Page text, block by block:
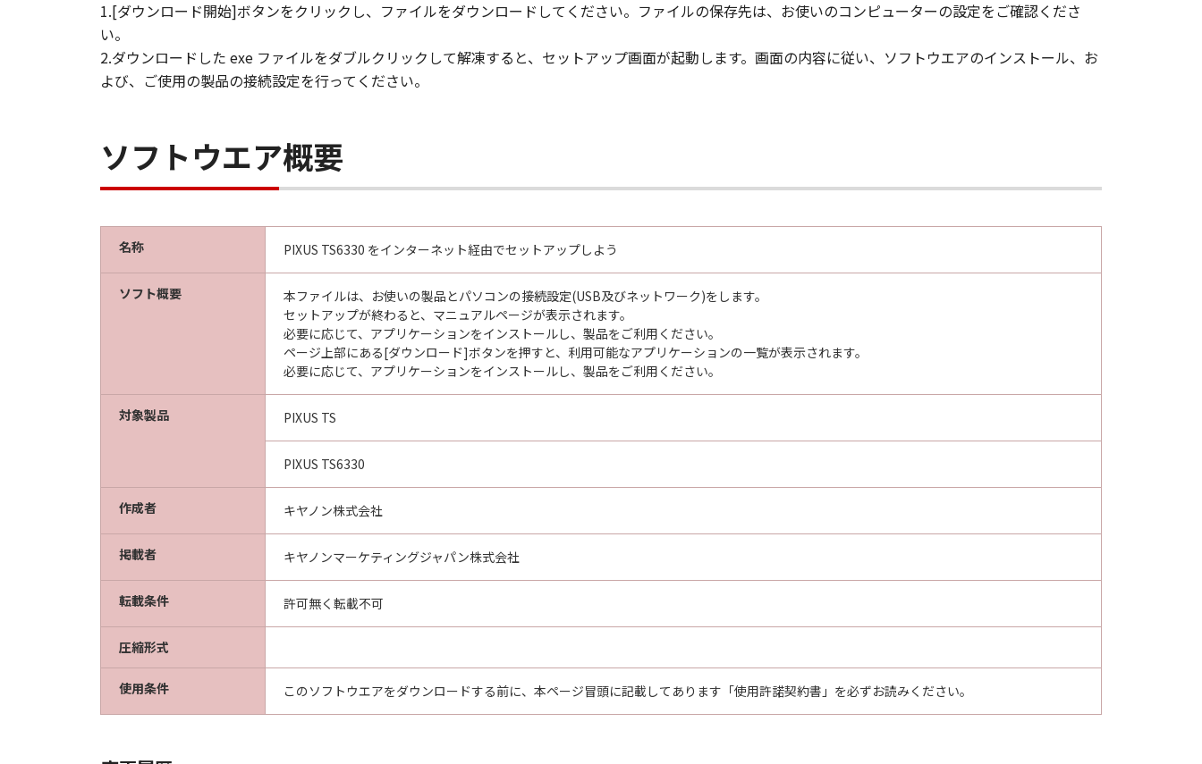
1.[ダウンロード開始]ボタンをクリックし、ファイルをダウンロードしてください。ファイルの保存先は、お使いのコンピューターの設定をご確認くださ
い。
2.ダウンロードした exe ファイルをダブルクリックして解凍すると、セットアップ画面が起動します。画面の内容に従い、ソフトウエアのインストール、お
よび、ご使用の製品の接続設定を行ってください。
ソフトウエア概要
名称 PIXUS TS6330 をインターネット経由でセットアップしよう
ソフト概要
本ファイルは、お使いの製品とパソコンの接続設定(USB及びネットワーク)をします。
セットアップが終わると、マニュアルページが表示されます。
必要に応じて、アプリケーションをインストールし、製品をご利用ください。
ページ上部にある[ダウンロード]ボタンを押すと、利用可能なアプリケーションの一覧が表示されます。
必要に応じて、アプリケーションをインストールし、製品をご利用ください。
対象製品 PIXUS TS
PIXUS TS6330
作成者 キヤノン株式会社
掲載者 キヤノンマーケティングジャパン株式会社
転載条件 許可無く転載不可
圧縮形式
使用条件 このソフトウエアをダウンロードする前に、本ページ冒頭に記載してあります「使用許諾契約書」を必ずお読みください。